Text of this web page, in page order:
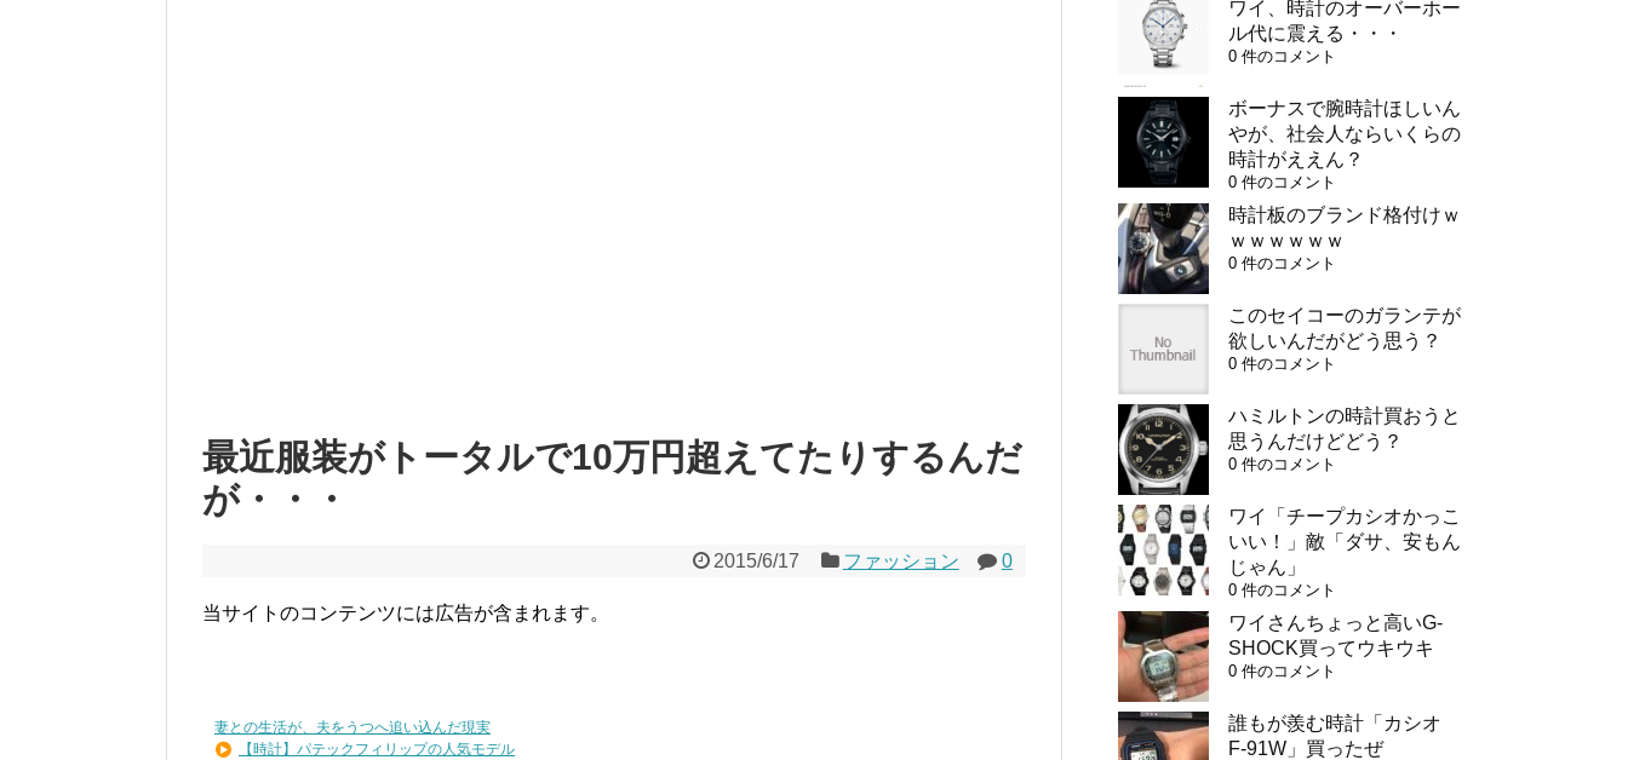
最近服装がトータルで10万円超えてたりするんだ
が・・・
2015/6/17 ファッション 0
当サイトのコンテンツには広告が含まれます。
妻との生活が、夫をうつへ追い込んだ現実
【時計】パテックフィリップの人気モデル
ワイ、時計のオーバーホー
ル代に震える・・・
0 件のコメント
ボーナスで腕時計ほしいん
やが、社会人ならいくらの
時計がええん？
0 件のコメント
時計板のブランド格付けｗ
ｗｗｗｗｗｗ
0 件のコメント
このセイコーのガランテが
欲しいんだがどう思う？
0 件のコメント
ハミルトンの時計買おうと
思うんだけどどう？
0 件のコメント
ワイ「チープカシオかっこ
いい！」敵「ダサ、安もん
じゃん」
0 件のコメント
ワイさんちょっと高いG-
SHOCK買ってウキウキ
0 件のコメント
誰もが羨む時計「カシオ
F-91W」買ったぜ